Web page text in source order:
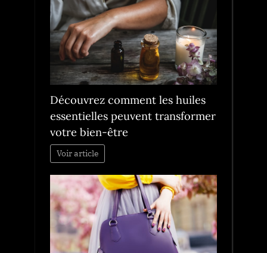
Découvrez comment les huiles
essentielles peuvent transformer
votre bien-être
Voir article